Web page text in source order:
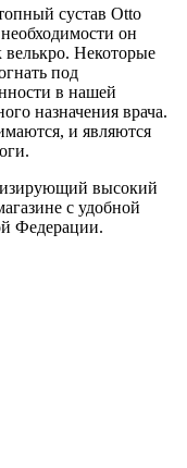
сустав Otto
он
велькро. Некоторые
под
в нашей
назначения врача.
и являются
высокий
с удобной
Федерации.